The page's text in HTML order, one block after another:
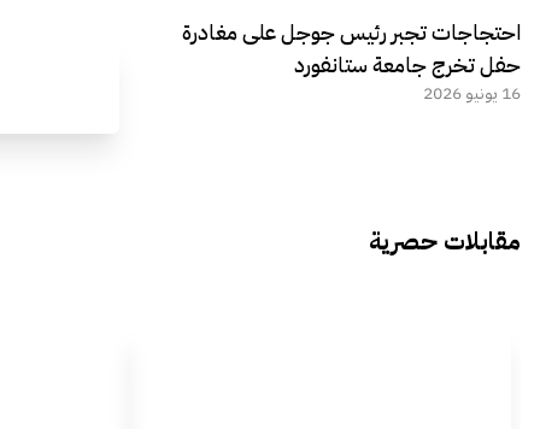
احتجاجات تجبر رئيس جوجل على مغادرة
حفل تخرج جامعة ستانفورد
16 يونيو 2026
مقابلات حصرية